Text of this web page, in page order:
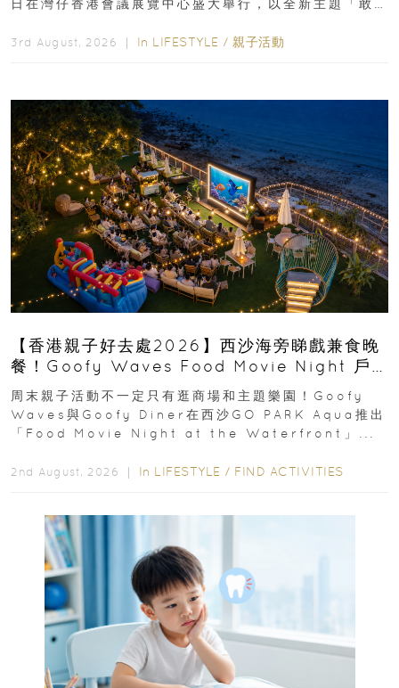
日在灣仔香港會議展覽中心盛大舉行，以全新主題「敢
3rd August, 2026 ｜ In LIFESTYLE / 親子活動
【香港親子好去處2026】西沙海旁睇戲兼食晚
餐！Goofy Waves Food Movie Night 戶
外影院逢週末登場
周末親子活動不一定只有逛商場和主題樂園！Goofy
Waves與Goofy Diner在西沙GO PARK Aqua推出
「Food Movie Night at the Waterfront」...
2nd August, 2026 ｜ In LIFESTYLE / FIND ACTIVITIES